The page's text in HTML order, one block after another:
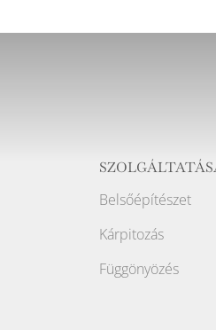
Belsőépítészet
Kárpitozás
Függönyözés